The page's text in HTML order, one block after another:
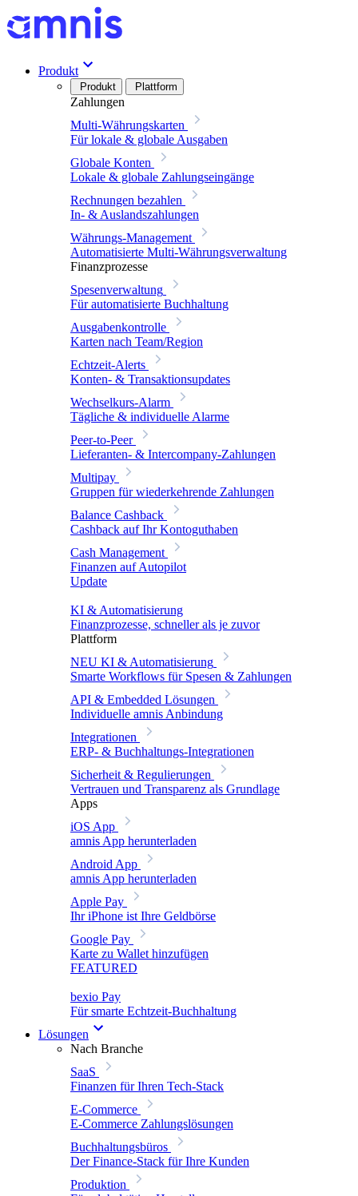
Produkt
Produkt Plattform
Zahlungen
Multi-Währungskarten
Für lokale & globale Ausgaben
Globale Konten
Lokale & globale Zahlungseingänge
Rechnungen bezahlen
In- & Auslandszahlungen
Währungs-Management
Automatisierte Multi-Währungsverwaltung
Finanzprozesse
Spesenverwaltung
Für automatisierte Buchhaltung
Ausgabenkontrolle
Karten nach Team/Region
Echtzeit-Alerts
Konten- & Transaktionsupdates
Wechselkurs-Alarm
Tägliche & individuelle Alarme
Peer-to-Peer
Lieferanten- & Intercompany-Zahlungen
Multipay
Gruppen für wiederkehrende Zahlungen
Balance Cashback
Cashback auf Ihr Kontoguthaben
Cash Management
Finanzen auf Autopilot
Update
KI & Automatisierung
Finanzprozesse, schneller als je zuvor
Plattform
NEU KI & Automatisierung
Smarte Workflows für Spesen & Zahlungen
API & Embedded Lösungen
Individuelle amnis Anbindung
Integrationen
ERP- & Buchhaltungs-Integrationen
Sicherheit & Regulierungen
Vertrauen und Transparenz als Grundlage
Apps
iOS App
amnis App herunterladen
Android App
amnis App herunterladen
Apple Pay
Ihr iPhone ist Ihre Geldbörse
Google Pay
Karte zu Wallet hinzufügen
FEATURED
bexio Pay
Für smarte Echtzeit-Buchhaltung
Lösungen
Nach Branche
SaaS
Finanzen für Ihren Tech-Stack
E-Commerce
E-Commerce Zahlungslösungen
Buchhaltungsbüros
Der Finance-Stack für Ihre Kunden
Produktion